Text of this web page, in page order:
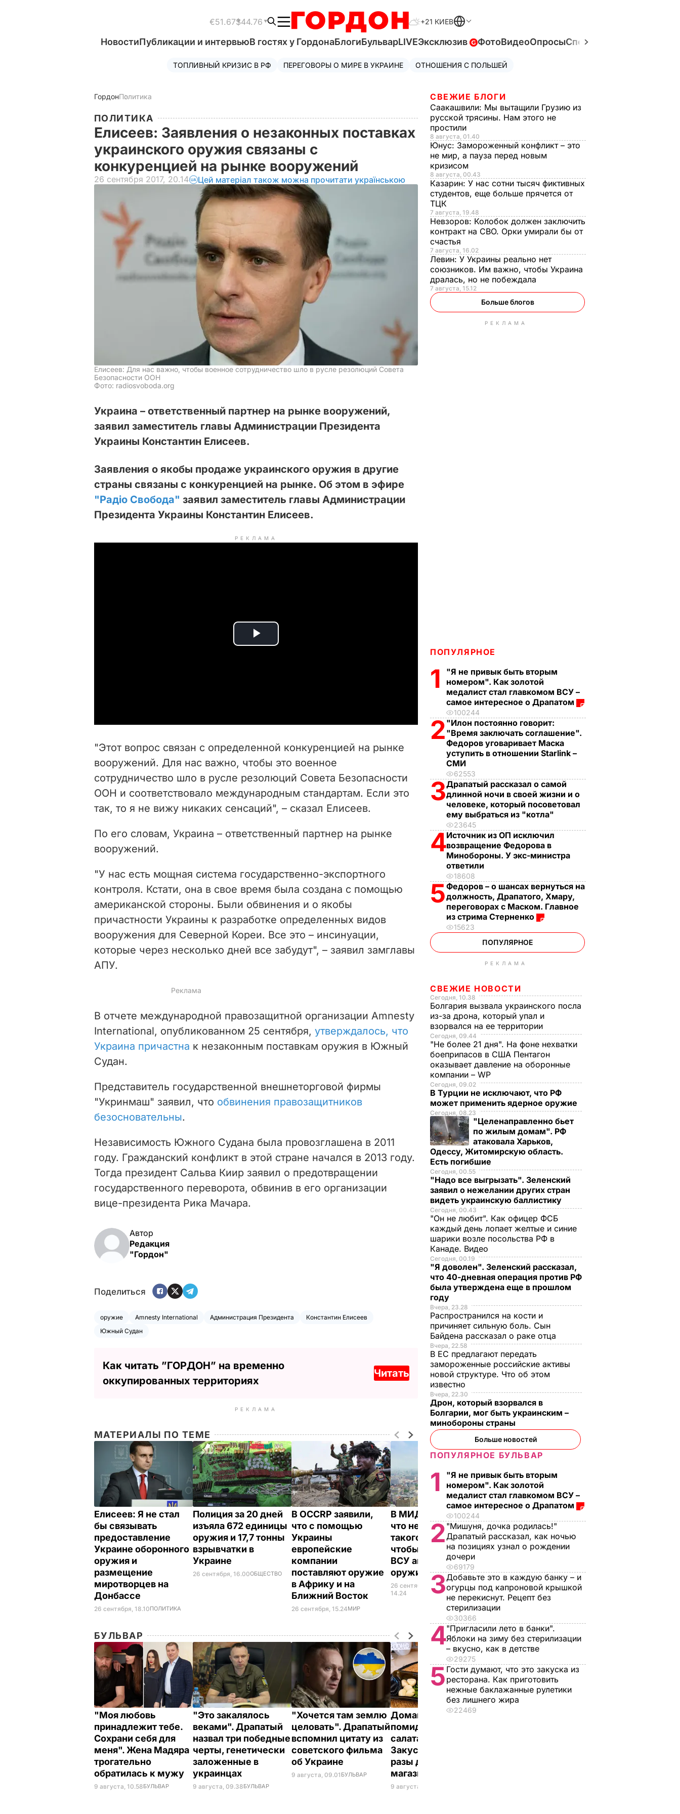
€51.67$44.76 +21 КИЕВ
НовостиПубликации и интервьюВ гостях у ГордонаБлогиБульварLIVEЭксклюзив ФотоВидеоОпросыСпецпроекты
ТОПЛИВНЫЙ КРИЗИС В РФ ПЕРЕГОВОРЫ О МИРЕ В УКРАИНЕ ОТНОШЕНИЯ С ПОЛЬШЕЙ
ГордонПолитика
ПОЛИТИКА
Елисеев: Заявления о незаконных поставках
украинского оружия связаны с
конкуренцией на рынке вооружений
26 сентября 2017, 20.14 Цей матеріал також можна прочитати українською
Елисеев: Для нас важно, чтобы военное сотрудничество шло в русле резолюций Совета
Безопасности ООН
Фото: radiosvoboda.org
Украина – ответственный партнер на рынке вооружений,
заявил заместитель главы Администрации Президента
Украины Константин Елисеев.
Заявления о якобы продаже украинского оружия в другие
страны связаны с конкуренцией на рынке. Об этом в эфире
"Радіо Свобода" заявил заместитель главы Администрации
Президента Украины Константин Елисеев.
РЕКЛАМА
P
i
d
e
o
"Этот вопрос связан с определенной конкуренцией на рынке
вооружений. Для нас важно, чтобы это военное
сотрудничество шло в русле резолюций Совета Безопасности
ООН и соответствовало международным стандартам. Если это
так, то я не вижу никаких сенсаций", – сказал Елисеев.
По его словам, Украина – ответственный партнер на рынке
вооружений.
"У нас есть мощная система государственно-экспортного
контроля. Кстати, она в свое время была создана с помощью
американской стороны. Были обвинения и о якобы
причастности Украины к разработке определенных видов
вооружения для Северной Кореи. Все это – инсинуации,
которые через несколько дней все забудут", – заявил замглавы
АПУ.
В отчете международной правозащитной организации Amnesty
International, опубликованном 25 сентября, утверждалось, что
Украина причастна к незаконным поставкам оружия в Южный
Судан.
Представитель государственной внешнеторговой фирмы
"Укринмаш" заявил, что обвинения правозащитников
безосновательны.
Независимость Южного Судана была провозглашена в 2011
году. Гражданский конфликт в этой стране начался в 2013 году.
Тогда президент Сальва Киир заявил о предотвращении
государственного переворота, обвинив в его организации
вице-президента Рика Мачара.
Автор
Редакция
"Гордон"
Поделиться
оружие Amnesty International Администрация Президента
Константин Елисеев
Южный Судан
Как читать ”ГОРДОН” на временно
оккупированных территориях
Читать
РЕКЛАМА
МАТЕРИАЛЫ ПО ТЕМЕ
Елисеев: Я не стал
бы связывать
предоставление
Украине оборонного
оружия и
размещение
миротворцев на
Донбассе
26 сентября, 18.10ПОЛИТИКА
Полиция за 20 дней
изъяла 672 единицы
оружия и 17,7 тонны
взрывчатки в
Украине
26 сентября, 16.00ОБЩЕСТВО
В OCCRP заявили,
что с помощью
Украины
европейские
компании
поставляют оружие
в Африку и на
Ближний Восток
26 сентября, 15.24МИР
В МИД РФ заявили,
что не видят "ничего
такого" в Украине,
чтобы поставлять
ВСУ американское
оружие
26 сентября,
14.24
ВОЙНА В
УКРАИНЕ
оборонительном
оружии для
Украины: Считаю,
приближаемся к
этому решению
25 сентября, 23.48ПОЛИТИКА
БУЛЬВАР
"Моя любовь
принадлежит тебе.
Сохрани себя для
меня". Жена Мадяра
трогательно
обратилась к мужу
9 августа, 10.58БУЛЬВАР
"Это закалялось
веками". Драпатый
назвал три победные
черты, генетически
заложенные в
украинцах
9 августа, 09.38БУЛЬВАР
"Хочется там землю
целовать". Драпатый
вспомнил цитату из
советского фильма
об Украине
9 августа, 09.01 БУЛЬВАР
Домашние вяленые
помидоры к пицце,
салатам и в подарок.
Закуска, которая в
разы дешевле
магазинной
9 августа, 08.44
СВЕЖИЕ БЛОГИ
Саакашвили: Мы вытащили Грузию из
русской трясины. Нам этого не
простили
8 августа, 01.40
Юнус: Замороженный конфликт – это
не мир, а пауза перед новым
кризисом
8 августа, 00.43
Казарин: У нас сотни тысяч фиктивных
студентов, еще больше прячется от
ТЦК
7 августа, 19.48
Невзоров: Колобок должен заключить
контракт на СВО. Орки умирали бы от
счастья
7 августа, 16.02
Левин: У Украины реально нет
союзников. Им важно, чтобы Украина
дралась, но не побеждала
7 августа, 15.12
Больше блогов
РЕКЛАМА
ПОПУЛЯРНОЕ
1
"Я не привык быть вторым
номером". Как золотой
медалист стал главкомом ВСУ –
самое интересное о Драпатом
100244
2 "Илон постоянно говорит:
"Время заключать соглашение".
Федоров уговаривает Маска
уступить в отношении Starlink –
СМИ
62553
3Драпатый рассказал о самой
длинной ночи в своей жизни и о
человеке, который посоветовал
ему выбраться из "котла"
23645
4Источник из ОП исключил
возвращение Федорова в
Минобороны. У экс-министра
ответили
18608
5Федоров – о шансах вернуться на
должность, Драпатого, Хмару,
переговорах с Маском. Главное
из стрима Стерненко
15623
ПОПУЛЯРНОЕ
РЕКЛАМА
СВЕЖИЕ НОВОСТИ
Сегодня, 10.38
Болгария вызвала украинского посла
из-за дрона, который упал и
взорвался на ее территории
Сегодня, 09.44
"Не более 21 дня". На фоне нехватки
боеприпасов в США Пентагон
оказывает давление на оборонные
компании – WP
Сегодня, 09.02
В Турции не исключают, что РФ
может применить ядерное оружие
Сегодня, 08.23
"Целенаправленно бьет
по жилым домам". РФ
атаковала Харьков,
Одессу, Житомирскую область.
Есть погибшие
Сегодня, 00.55
"Надо все выгрызать". Зеленский
заявил о нежелании других стран
видеть украинскую баллистику
Сегодня, 00.43
"Он не любит". Как офицер ФСБ
каждый день лопает желтые и синие
шарики возле посольства РФ в
Канаде. Видео
Сегодня, 00.19
"Я доволен". Зеленский рассказал,
что 40-дневная операция против РФ
была утверждена еще в прошлом
году
Вчера, 23.28
Распространился на кости и
причиняет сильную боль. Сын
Байдена рассказал о раке отца
Вчера, 22.58
В ЕС предлагают передать
замороженные российские активы
новой структуре. Что об этом
известно
Вчера, 22.30
Дрон, который взорвался в
Болгарии, мог быть украинским –
минобороны страны
Больше новостей
ПОПУЛЯРНОЕ БУЛЬВАР
1
"Я не привык быть вторым
номером". Как золотой
медалист стал главкомом ВСУ –
самое интересное о Драпатом
100244
2 "Мишуня, дочка родилась!"
Драпатый рассказал, как ночью
на позициях узнал о рождении
дочери
69179
3Добавьте это в каждую банку – и
огурцы под капроновой крышкой
не перекиснут. Рецепт без
стерилизации
30366
4"Пригласили лето в банки".
Яблоки на зиму без стерилизации
– вкусно, как в детстве
29275
5 Гости думают, что это закуска из
ресторана. Как приготовить
нежные баклажанные рулетики
без лишнего жира
22469